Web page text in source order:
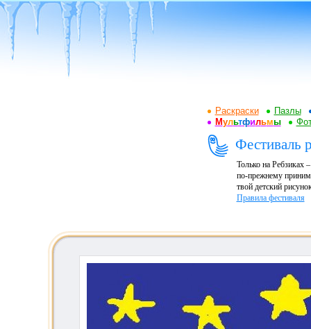
Раскраски
Пазлы
Мультфильмы
Фестиваль
Только на Ребзиках
по-прежнему
твой детский
Правила фестиваля